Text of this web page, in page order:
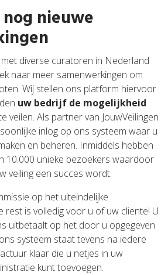
nieuwe
diverse curatoren in Nederland
naar meer samenwerkingen om
Wij stellen ons platform hiervoor
uw bedrijf de mogelijkheid
veilen. Als partner van JouwVeilingen
inlog op ons systeem waar u
en beheren. Inmiddels hebben
10.000 unieke bezoekers waardoor
veiling een succes wordt.
op het uiteindelijke
rest is volledig voor u of uw cliente! U
uitbetaalt op het door u opgegeven
systeem staat tevens na iedere
klaar die u netjes in uw
kunt toevoegen.